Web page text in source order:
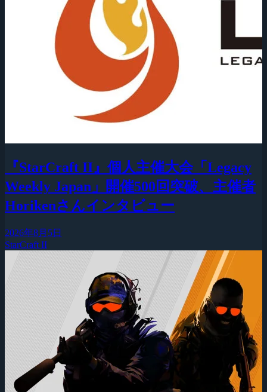
『StarCraft II』個人主催大会「Legacy
Weekly Japan」開催500回突破、主催者
Horikenさんインタビュー
2026年8月5日
StarCraft II